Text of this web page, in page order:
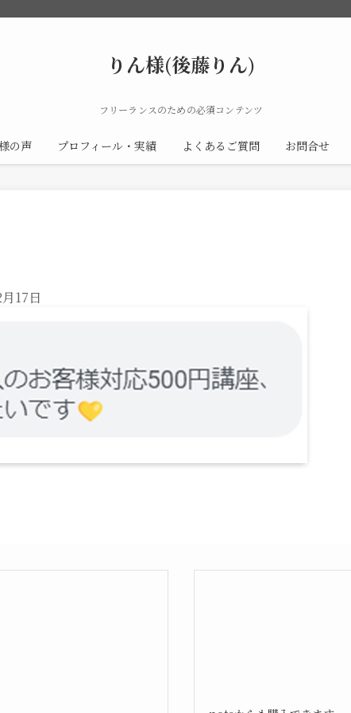
りん様(後藤りん)
フリーランスのための必須コンテンツ
の声 プロフィール・実績 よくあるご質問 お問合せ
17日